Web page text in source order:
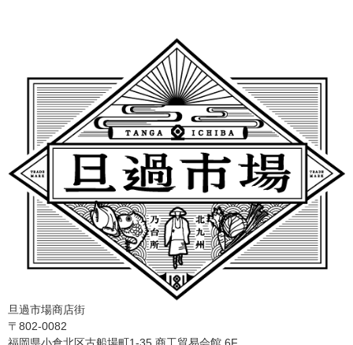
旦過市場商店街
〒802-0082